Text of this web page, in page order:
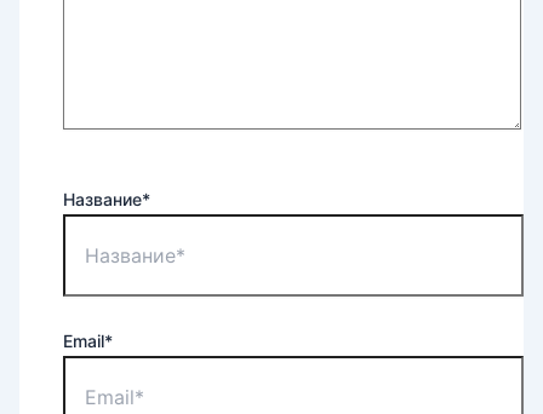
Название*
Email*